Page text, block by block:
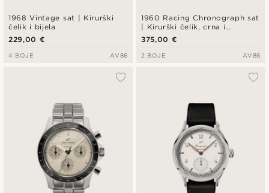
1968 Vintage sat | Kirurški
čelik i bijela
229,00 €
4 BOJE AV86
1960 Racing Chronograph sat
| Kirurški čelik, crna i
prljavobijela
375,00 €
2 BOJE AV86